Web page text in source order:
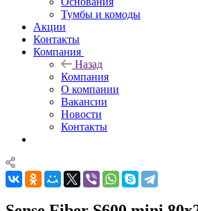
Тумбы и комоды
Акции
Контакты
Компания
Назад
Компания
О компании
Вакансии
Новости
Контакты